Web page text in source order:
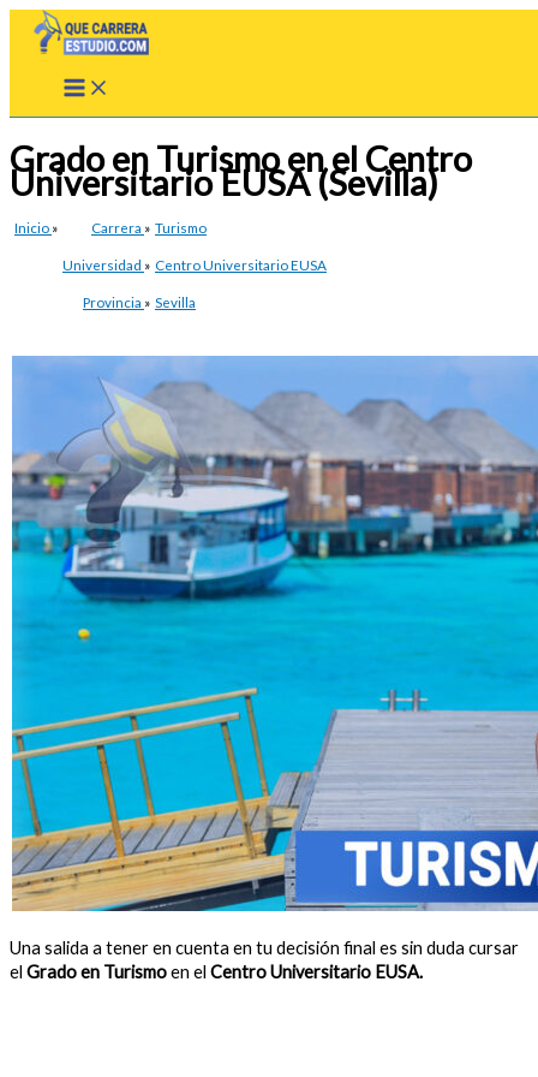
Grado en Turismo en el Centro
Universitario EUSA (Sevilla)
Inicio » Carrera » Turismo
Universidad » Centro Universitario EUSA
Provincia » Sevilla
Una salida a tener en cuenta en tu decisión final es sin duda cursar
el Grado en Turismoen el Centro Universitario EUSA.